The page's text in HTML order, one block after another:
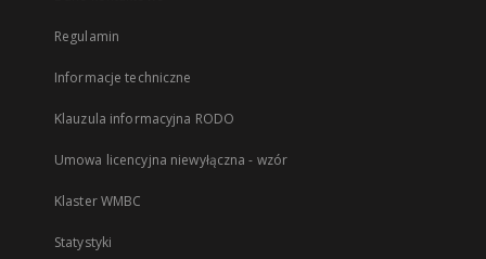
Regulamin
Informacje techniczne
Klauzula informacyjna RODO
Umowa licencyjna niewyłączna - wzór
Klaster WMBC
Statystyki